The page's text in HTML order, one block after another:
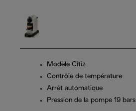
Modèle Citiz
Contrôle de température
Arrêt automatique
Pression de la pompe 19 bars